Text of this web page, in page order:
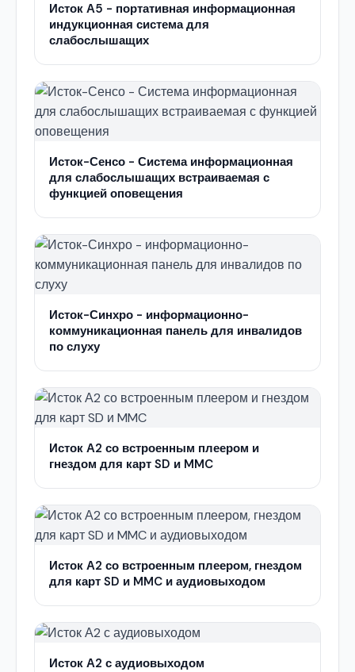
Исток А5 - портативная информационная
индукционная система для
слабослышащих
Исток-Сенсо - Система информационная
для слабослышащих встраиваемая с
функцией оповещения
Исток-Синхро - информационно-
коммуникационная панель для инвалидов
по слуху
Исток А2 со встроенным плеером и
гнездом для карт SD и MMC
Исток А2 со встроенным плеером, гнездом
для карт SD и MMC и аудиовыходом
Исток А2 с аудиовыходом